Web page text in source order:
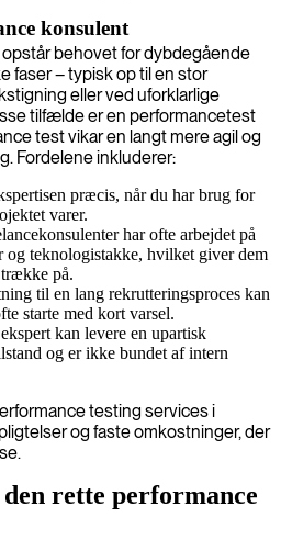
konsulent
behovet for dybdegående
faser – typisk op til en stor
eller ved uforklarlige
tilfælde er en performancetest
test vikar en langt mere agil og
Fordelene inkluderer:
præcis, når du har brug for
varer.
har ofte arbejdet på
og teknologistakke, hvilket giver dem
trække på.
til en lang rekrutteringsproces kan
starte med kort varsel.
kan levere en upartisk
og er ikke bundet af intern
testing services i
og faste omkostninger, der
rette performance